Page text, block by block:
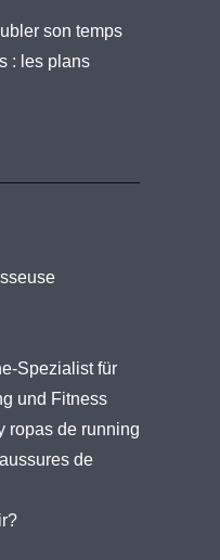
son temps
: les plans
Spezialist für
und Fitness
ropas de running
de